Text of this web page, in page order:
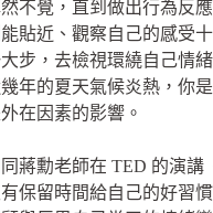
不覺，直到做出行為反
貼近、觀察自己的感受
步，去檢視環繞自己情
年的夏天氣候炎熱，你
在因素的影響。
同蔣勳老師在 TED 的演講
保留時間給自己的好習